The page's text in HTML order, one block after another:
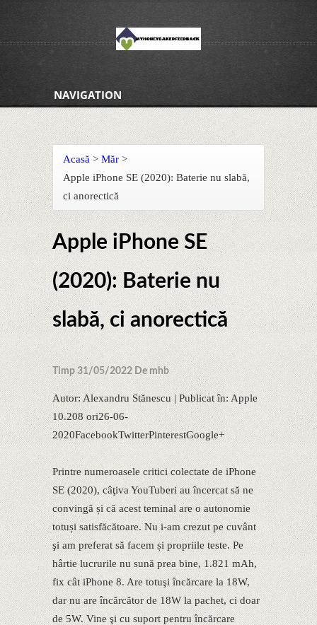
NAVIGATION
Acasă > Măr >
Apple iPhone SE (2020): Baterie nu slabă,
ci anorectică
Apple iPhone SE
(2020): Baterie nu
slabă, ci anorectică
Timp 31/05/2022 De mhb
Autor: Alexandru Stănescu | Publicat în: Apple
10.208 ori26-06-
2020FacebookTwitterPinterestGoogle+
Printre numeroasele critici colectate de iPhone
SE (2020), câţiva YouTuberi au încercat să ne
convingă și că acest teminal are o autonomie
totuși satisfăcătoare. Nu i-am crezut pe cuvânt
şi am preferat să facem și propriile teste. Pe
hârtie lucrurile nu sună prea bine, 1.821 mAh,
fix cât iPhone 8. Are totuşi încărcare la 18W,
dar nu are încărcător de 18W la pachet, ci doar
de 5W. Vine şi cu suport pentru încărcare